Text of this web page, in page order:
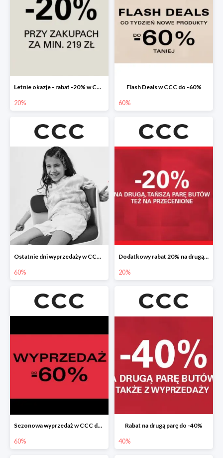
Letnie okazje - rabat -20% w CCC
20%
Flash Deals w CCC do -60%
60%
Ostatnie dni wyprzedaży w CCC do -60%
60%
Dodatkowy rabat 20% na drugą, tańszą parę butów
20%
Sezonowa wyprzedaż w CCC do -60%
60%
Rabat na drugą parę do -40%
40%